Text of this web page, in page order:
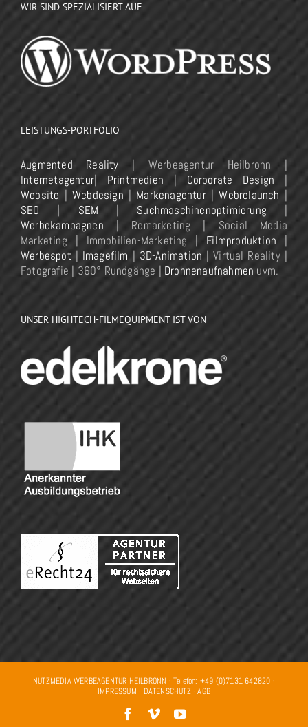
WIR SIND SPEZIALISIERT AUF
LEISTUNGS-PORTFOLIO
Augmented Reality | Werbeagentur Heilbronn |
Internetagentur| Printmedien | Corporate Design |
Website | Webdesign| Markenagentur|Webrelaunch |
SEO | SEM | Suchmaschinenoptimierung |
Werbekampagnen | Remarketing | Social Media
Marketing | Immobilien-Marketing | Filmproduktion |
Werbespot | Imagefilm | 3D-Animation | Virtual Reality |
Fotografie | 360° Rundgänge | Drohnenaufnahmen uvm.
UNSER HIGHTECH-FILMEQUIPMENT IST VON
NUTZMEDIA WERBEAGENTUR HEILBRONN · Telefon: +49 (0)7131 642820 ·
IMPRESSUM · DATENSCHUTZ·AGB
Facebook
VimeoYouTube